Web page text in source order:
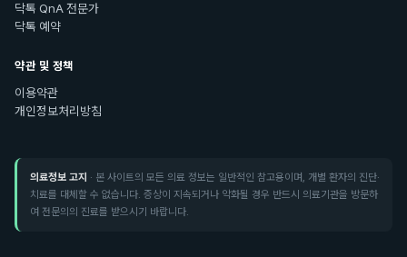
닥톡 QnA 전문가
닥톡 예약
약관 및 정책
이용약관
개인정보처리방침
의료정보 고지 · 본 사이트의 모든 의료 정보는 일반적인 참고용이며, 개별 환자의 진단·
치료를 대체할 수 없습니다. 증상이 지속되거나 악화될 경우 반드시 의료기관을 방문하
여 전문의의 진료를 받으시기 바랍니다.